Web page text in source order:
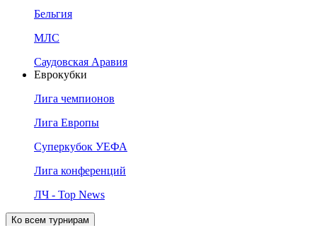
Бельгия
МЛС
Саудовская Аравия
Еврокубки
Лига чемпионов
Лига Европы
Суперкубок УЕФА
Лига конференций
ЛЧ - Top News
Ко всем турнирам